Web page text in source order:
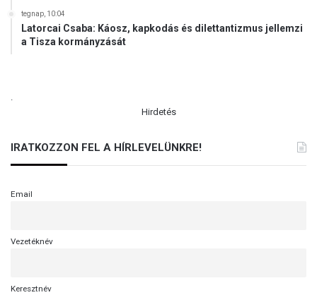
tegnap, 10:04
Latorcai Csaba: Káosz, kapkodás és dilettantizmus jellemzi
a Tisza kormányzását
Hirdetés
IRATKOZZON FEL A HÍRLEVELÜNKRE!
Email
Vezetéknév
Keresztnév